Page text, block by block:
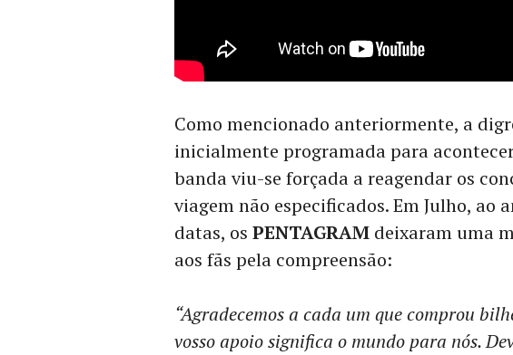
Como mencionado anteriormente, a
inicialmente programada para
banda viu-se forçada a reagendar os
viagem não especificados. Em Julho, ao
datas, os PENTAGRAM deixaram uma
aos fãs pela compreensão:
“Agradecemos a cada um que comprou
vosso apoio significa o mundo para nós.